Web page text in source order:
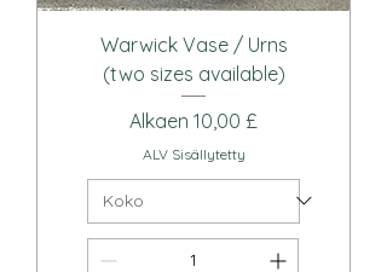
Warwick Vase / Urns
(two sizes available)
Alkaen 10,00 £
Alehinta
ALV Sisällytetty